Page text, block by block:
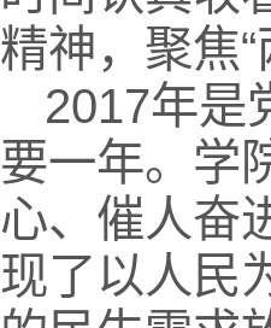
精神，聚焦“
2017年是
要一年。学
心、催人奋
现了以人民